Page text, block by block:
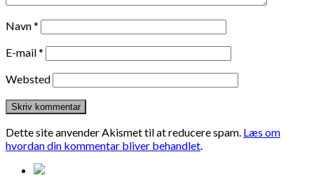
Navn*
E-mail*
Websted
Dette site anvender Akismet til at reducere spam. Læs om
hvordan din kommentar bliver behandlet.